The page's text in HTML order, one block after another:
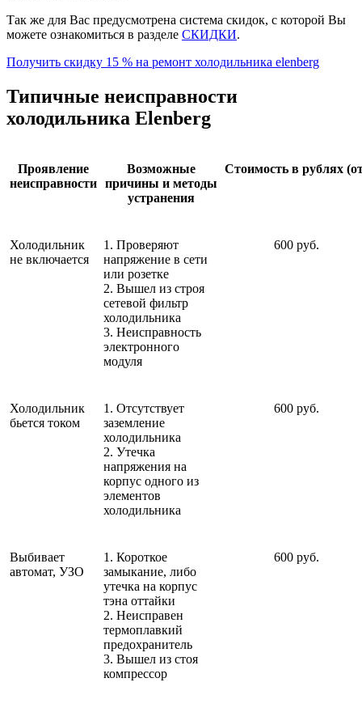
Так же для Вас предусмотрена система скидок, с которой Вы
можете ознакомиться в разделе СКИДКИ.
Получить скидку 15 % на ремонт холодильника elenberg
Типичные неисправности
холодильника Elenberg
Проявление
неисправности
Возможные
причины и методы
устранения
Стоимость в рублях
Холодильник
не включается
1. Проверяют
напряжение в сети
или розетке
2. Вышел из строя
сетевой фильтр
холодильника
3. Неисправность
электронного
модуля
600 руб.
Холодильник
бьется током
1. Отсутствует
заземление
холодильника
2. Утечка
напряжения на
корпус одного из
элементов
холодильника
600 руб.
Выбивает
автомат, УЗО
1. Короткое
замыкание, либо
утечка на корпус
тэна оттайки
2. Неисправен
термоплавкий
предохранитель
3. Вышел из стоя
компрессор
600 руб.